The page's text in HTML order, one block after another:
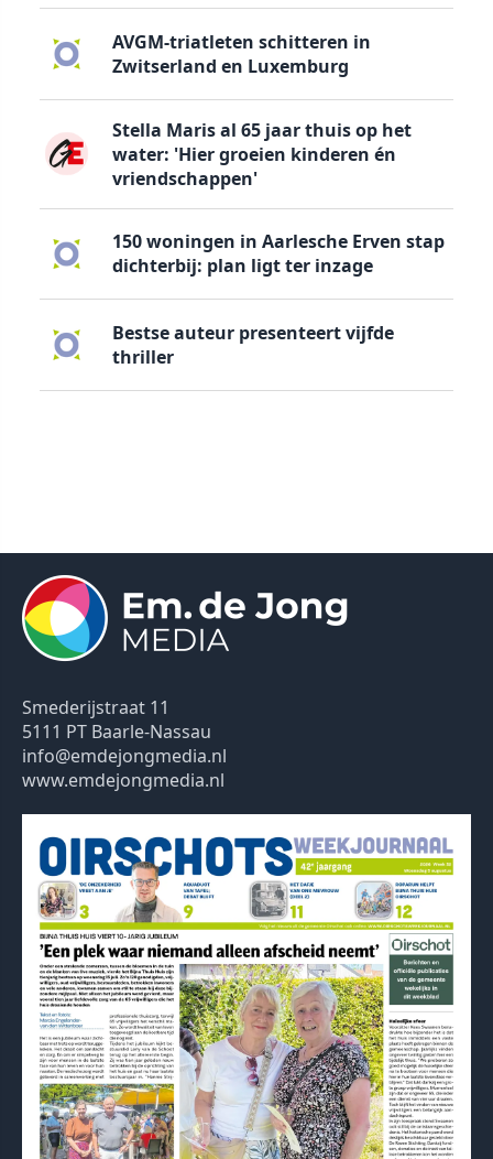
AVGM-triatleten schitteren in
Zwitserland en Luxemburg
Stella Maris al 65 jaar thuis op het
water: 'Hier groeien kinderen én
vriendschappen'
150 woningen in Aarlesche Erven stap
dichterbij: plan ligt ter inzage
Bestse auteur presenteert vijfde
thriller
Smederijstraat 11
5111 PT Baarle-Nassau
info@emdejongmedia.nl
www.emdejongmedia.nl